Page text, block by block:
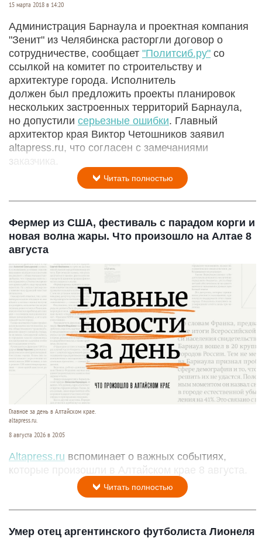
15 марта 2018 в 14:20
Администрация Барнаула и проектная компания
"Зенит" из Челябинска расторгли договор о
сотрудничестве, сообщает "Политсиб.ру" со
ссылкой на комитет по строительству и
архитектуре города. Исполнитель
должен был предложить проекты планировок
нескольких застроенных территорий Барнаула,
но допустили серьезные ошибки. Главный
архитектор края Виктор Четошников заявил
altapress.ru, что согласен с замечаниями
заказчика.
Читать полностью
Фермер из США, фестиваль с парадом корги и
новая волна жары. Что произошло на Алтае 8
августа
Главное за день в Алтайском крае.
altapress.ru.
8 августа 2026 в 20:05
Altapress.ru вспоминает о важных событиях,
которые произошли в Алтайском крае 8 августа.
Читать полностью
Умер отец аргентинского футболиста Лионеля